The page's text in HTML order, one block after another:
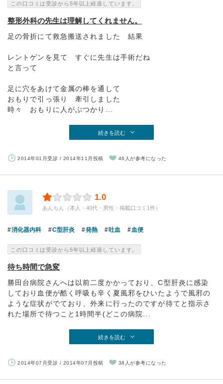
この口コミは受診から5年以上経過しています。
整形外科の先生は理解してくれません。
足の骨折にて救急搬送されました 結果
レントゲンを見て すぐに先生は手術だね
と言って
足に穴をあけて金属の棒を通して
おもりで引っ張り 牽引しました
時々 おもりに人がぶつかり...
続きを読む
2014年01月受診 / 2014年11月投稿 46人が参考になった
1.0
あんちん（本人・40代・男性・掲載口コミ1件）
消化器内科 C型肝炎 発熱 吐血 血便
この口コミは受診から5年以上経過しています。
待ち時間で急変
勝田台病院さんへは以前二度かかっており、C型肝炎に感染
しており血便が酷く呼吸も辛く夏風邪をひいたようで風邪の
ような症状がでており、外来に行ったのですが待てと指示さ
れた場所で待つこと1時間半(どこの病院...
続きを読む
2014年07月受診 / 2014年07月投稿 38人が参考になった